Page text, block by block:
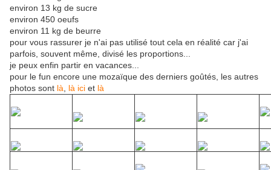
environ 13 kg de sucre
environ 450 oeufs
environ 11 kg de beurre
pour vous rassurer je n'ai pas utilisé tout cela en réalité car j'ai
parfois, souvent même, divisé les proportions...
je peux enfin partir en vacances...
pour le fun encore une mozaïque des derniers goûtés, les autres
photos sont là là ici et là